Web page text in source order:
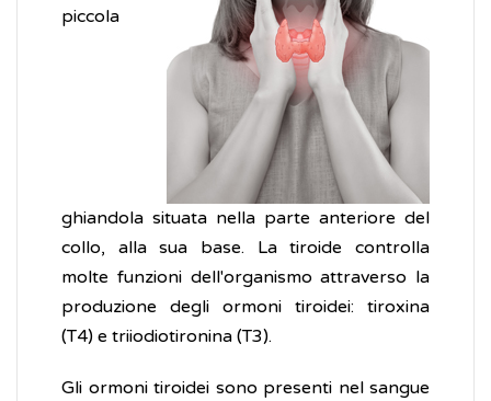
piccola
ghiandola situata nella parte anteriore del
collo, alla sua base. La tiroide controlla
molte funzioni dell'organismo attraverso la
produzione degli ormoni tiroidei: tiroxina
(T4) e triiodiotironina (T3).
Gli ormoni tiroidei sono presenti nel sangue